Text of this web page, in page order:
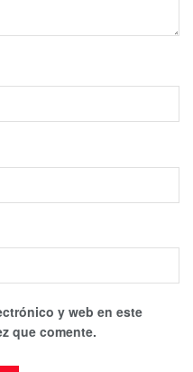
y web en este
que comente.